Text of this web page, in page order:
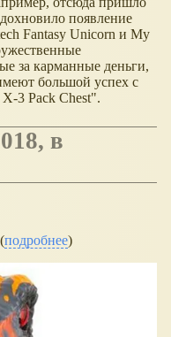
появление
Fantasy Unicorn и My
за карманные деньги,
большой успех с
3 Pack Chest".
подробнее)